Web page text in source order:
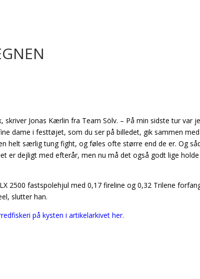
Jonas Kærlin fra Team Sölv. – På min sidste tur var
dame i festtøjet, som du ser på billedet, gik sammen
helt særlig tung fight, og føles ofte større end de er. Og
er dejligt med efterår, men nu må det også godt lige
2500 fastspolehjul med 0,17 fireline og 0,32 Trilene
slutter han.
på kysten i artikelarkivet her.